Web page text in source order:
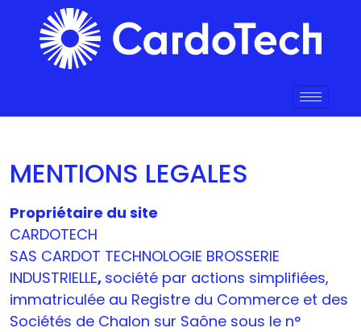
MENTIONS LEGALES
Propriétaire du site
CARDOTECH
SAS CARDOT TECHNOLOGIE BROSSERIE
INDUSTRIELLE, société par actions simplifiées,
immatriculée au Registre du Commerce et des
Sociétés de Chalon sur Saône sous le n°